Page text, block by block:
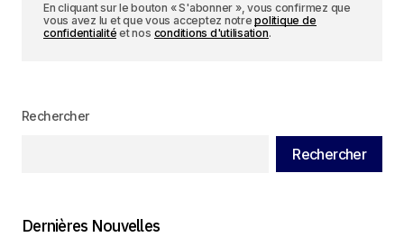
En cliquant sur le bouton « S'abonner », vous confirmez que
vous avez lu et que vous acceptez notrepolitique de
confidentialité et nos conditions d'utilisation.
Rechercher
Rechercher
Dernières Nouvelles